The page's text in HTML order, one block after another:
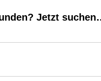
Jetzt